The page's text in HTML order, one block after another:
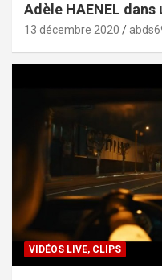
Adèle HAENEL dans
13 décembre 2020
VIDÉOS LIVE, CLIPS